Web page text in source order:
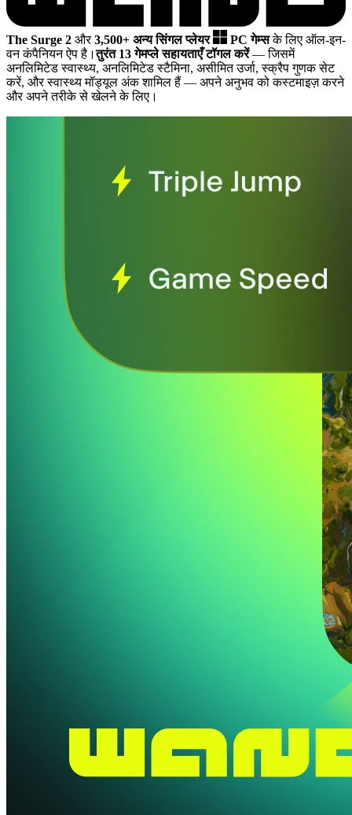
The Surge 2 और3,500+ अन्य सिंगल प्लेयर PC गेम्सके लिए ऑल-इन-
वन कंपैनियन ऐप है।तुरंत 13 गेमप्ले सहायताएँ टॉगल करें— जिसमें
अनलिमिटेड स्वास्थ्य, अनलिमिटेड स्टैमिना, असीमित उर्जा, स्क्रैप गुणक सेट
करें, और स्वास्थ्य मॉड्यूल अंक शामिल हैं — अपने अनुभव को कस्टमाइज़ करने
और अपने तरीके से खेलने के लिए।